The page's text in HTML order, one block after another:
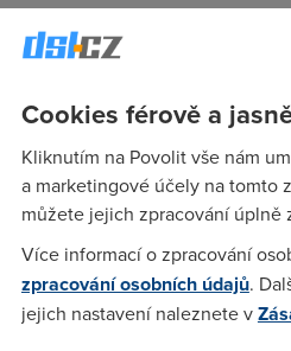
tatik(1.3.2006 16:21:27)
jj mas pravdu:-)) proste potrebuju
nepude napr. po 3 mesicich
Anonym (1.3.2006 17:51:07)
A jak casto se u Telecomu
asi 14 dni a zatim teda nic......
Cookies férově a
Kliknutím na Povolit vše nám
a marketingové účely na tomto
můžete jejich zpracování úplně
Více informací o zpracování
zpracování osobních údajů.
jejich nastavení naleznete v